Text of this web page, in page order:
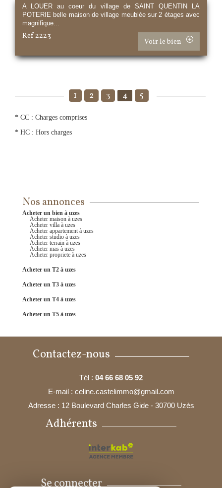
A LOUER au coeur du village de SAINT QUENTIN LA
POTERIE belle maison de village meublée sur 2 étages avec
magnifique...
Ref 2223
Voir le bien
1 2 3 4 5
* CC : Charges comprises
* HC : Hors charges
Nos annonces
acheter un bien à uzes
acheter maison à uzes
acheter villa à uzes
acheter appartement à uzes
acheter studio à uzes
acheter terrain à uzes
acheter mas à uzes
acheter propriete à uzes
acheter un T2 à uzes
acheter un T3 à uzes
acheter un T4 à uzes
acheter un T5 à uzes
Contactez-nous
Tél : 04 66 68 05 92
E-mail : celine.castelimmo@gmail.com
Adresse : 12 Boulevard Charles Gide - 30700 Uzès
Adhérents
Se connecter